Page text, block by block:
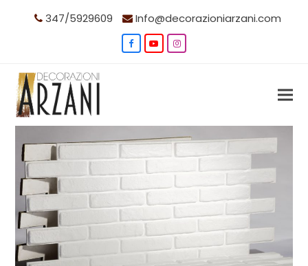
347/5929609 Info@decorazioniarzani.com
Facebook
YouTubeInstagram